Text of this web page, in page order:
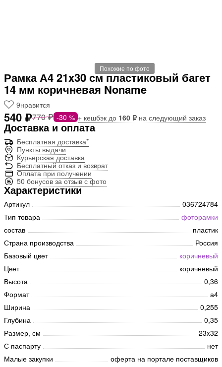
Похожие по фото
Рамка А4 21x30 см пластиковый багет
14 мм коричневая Noname
9нравится
770 ₽ -30 %
540 ₽ + кешбэк до 160 ₽ на следующий заказ
Доставка и оплата
Бесплатная доставка*
Пункты выдачи
Курьерская доставка
Бесплатный отказ и возврат
Оплата при получении
50 бонусов за отзыв с фото
Характеристики
Артикул
036724784
Тип товара
фоторамки
состав
пластик
Страна производства
Россия
Базовый цвет
коричневый
Цвет
коричневый
Высота
0,36
Формат
а4
Ширина
0,255
Глубина
0,35
Размер, см
23x32
С паспарту
нет
Малые закупки
оферта на портале поставщиков